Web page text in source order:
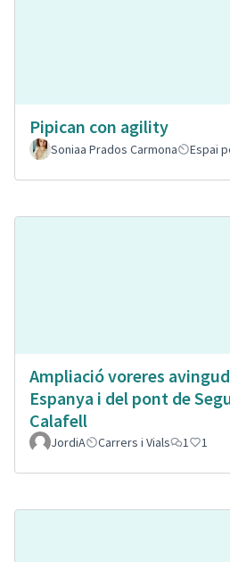
Pipican con agility
Soniaa Prados Carmona
Espai
Ampliació voreres
Espanya i del pont de
Calafell
JordiA Carrers i Vials 1 1